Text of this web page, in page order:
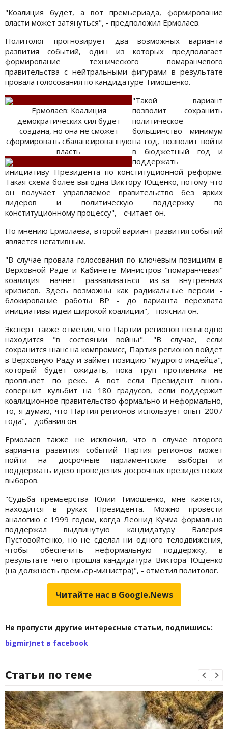
"Коалиция будет, а вот премьериада, формирование
власти может затянуться", - предположил Ермолаев.
Политолог прогнозирует два возможных варианта
развития событий, один из которых предполагает
формирование технического помаранчевого
правительства с нейтральными фигурами в результате
провала голосования по кандидатуре Тимошенко.
Ермолаев: Коалиция
демократических сил будет
создана, но она не сможет
сформировать сбалансированную
власть
"Такой вариант
позволит сохранить
политическое
большинство минимум
на год, позволит войти
в бюджетный год и
поддержать
инициативу Президента по конституционной реформе.
Такая схема более выгодна Виктору Ющенко, потому что
он получает управляемое правительство без ярких
лидеров и политическую поддержку по
конституционному процессу", - считает он.
По мнению Ермолаева, второй вариант развития событий
является негативным.
"В случае провала голосования по ключевым позициям в
Верховной Раде и Кабинете Министров "помаранчевая"
коалиция начнет разваливаться из-за внутренних
кризисов. Здесь возможны как радикальные версии -
блокирование работы ВР - до варианта перехвата
инициативы идеи широкой коалиции", - пояснил он.
Эксперт также отметил, что Партии регионов невыгодно
находится "в состоянии войны". "В случае, если
сохранится шанс на компромисс, Партия регионов войдет
в Верховную Раду и займет позицию "мудрого индейца",
который будет ожидать, пока труп противника не
проплывет по реке. А вот если Президент вновь
совершит кульбит на 180 градусов, если поддержит
коалиционное правительство формально и неформально,
то, я думаю, что Партия регионов использует опыт 2007
года", - добавил он.
Ермолаев также не исключил, что в случае второго
варианта развития событий Партия регионов может
пойти на досрочные парламентские выборы и
поддержать идею проведения досрочных президентских
выборов.
"Судьба премьерства Юлии Тимошенко, мне кажется,
находится в руках Президента. Можно провести
аналогию с 1999 годом, когда Леонид Кучма формально
поддержал выдвинутую кандидатуру Валерия
Пустовойтенко, но не сделал ни одного телодвижения,
чтобы обеспечить неформальную поддержку, в
результате чего прошла кандидатура Виктора Ющенко
(на должность премьер-министра)", - отметил политолог.
Читайте нас в Google.News
Не пропусти другие интересные статьи, подпишись:
bigmir)net в facebook
Статьи по теме